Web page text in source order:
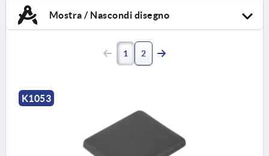
Mostra / Nascondi disegno
1 2
K1053